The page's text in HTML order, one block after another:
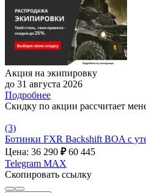
Акция на экипировку
до 31 августа 2026
Подробнее
Скидку по акции рассчитает
(3)
Ботинки FXR Backshift BOA c
Цена: 36 290 ₽ 60 445
Telegram MAX
Скопировать ссылку